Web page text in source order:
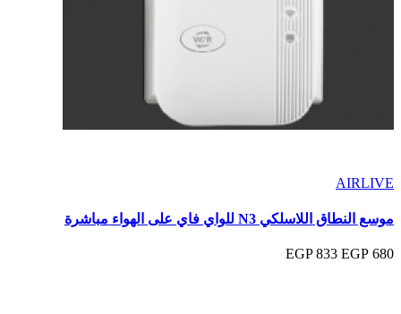
AIRLIVE
موسع النطاق اللاسلكي N3 للواي فاي على الهواء مباشرة
680 EGP
833 EGP